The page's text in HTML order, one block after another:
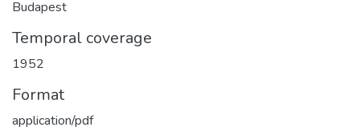
Budapest
Temporal coverage
1952
Format
application/pdf